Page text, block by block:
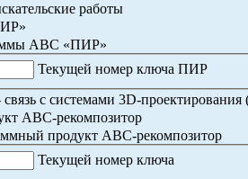
работы
АВС «ПИР»
Текущей номер ключа ПИР
с системами 3D-проектирования
АВС-рекомпозитор
продукт АВС-рекомпозитор
Текущей номер ключа